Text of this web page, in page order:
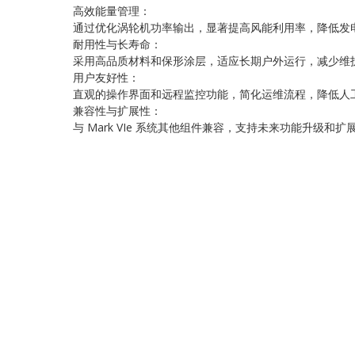
高效能量管理：
通过优化涡轮机功率输出，显著提高风能利用率，降低发
耐用性与长寿命：
采用高品质材料和保形涂层，适应长期户外运行，减少维
用户友好性：
直观的操作界面和远程监控功能，简化运维流程，降低人
兼容性与扩展性：
与 Mark VIe 系统其他组件兼容，支持未来功能升级和扩展